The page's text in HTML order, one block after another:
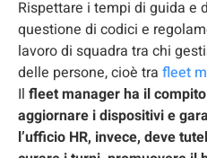
Rispettare i tempi di guida e
questione di codici e
lavoro di squadra tra chi
delle persone, cioè tra fleet
Il fleet manager ha il
aggiornare i dispositivi e
l’ufficio HR, invece, deve